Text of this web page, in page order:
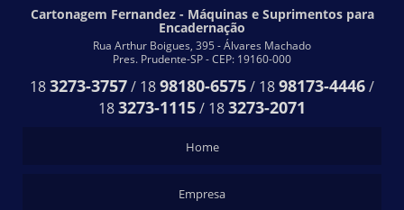
Cartonagem Fernandez - Máquinas e Suprimentos para
Encadernação
Rua Arthur Boigues, 395 - Álvares Machado
Pres. Prudente-SP - CEP: 19160-000
183273-3757/ 1898180-6575/ 1898173-4446/
183273-1115/ 183273-2071
Home
Empresa